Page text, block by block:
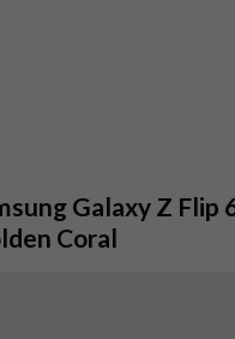
Galaxy Z Flip
Coral